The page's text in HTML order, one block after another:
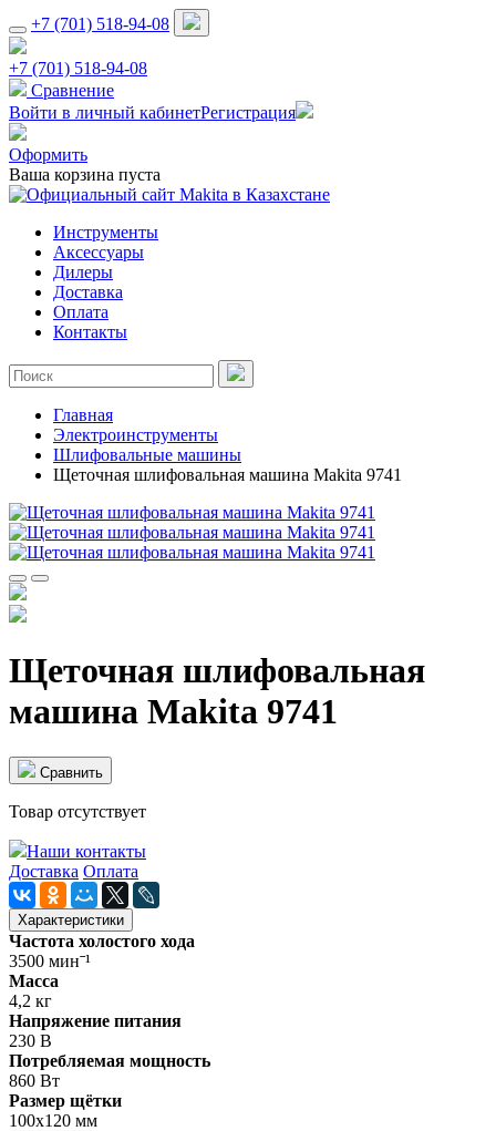
+7 (701) 518-94-08
+7 (701) 518-94-08
Сравнение
Войти в личный кабинетРегистрация
Оформить
Ваша корзина пуста
Инструменты
Аксессуары
Дилеры
Доставка
Оплата
Контакты
Главная
Электроинструменты
Шлифовальные машины
Щеточная шлифовальная машина Makita 9741
Щеточная шлифовальная
машина Makita 9741
Cравнить
Товар отсутствует
Наши контакты
Доставка Оплата
Характеристики
Частота холостого хода
3500 минˉ¹
Масса
4,2 кг
Напряжение питания
230 В
Потребляемая мощность
860 Вт
Размер щётки
100х120 мм